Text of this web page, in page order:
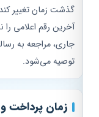
گذشت زمان تغییر کند.
آخرین رقم اعلامی را
جاری، مراجعه به
توصیه می‌شود.
زمان پرداخت و